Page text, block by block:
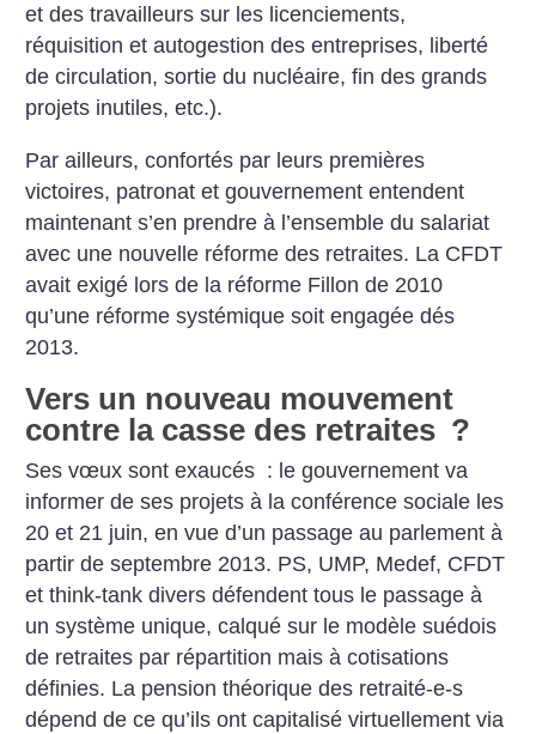
et des travailleurs sur les licenciements,
réquisition et autogestion des entreprises, liberté
de circulation, sortie du nucléaire, fin des grands
projets inutiles, etc.).
Par ailleurs, confortés par leurs premières
victoires, patronat et gouvernement entendent
maintenant s’en prendre à l’ensemble du salariat
avec une nouvelle réforme des retraites. La CFDT
avait exigé lors de la réforme Fillon de 2010
qu’une réforme systémique soit engagée dés
2013.
Vers un nouveau mouvement
contre la casse des retraites ?
Ses vœux sont exaucés : le gouvernement va
informer de ses projets à la conférence sociale les
20 et 21 juin, en vue d’un passage au parlement à
partir de septembre 2013. PS, UMP, Medef, CFDT
et think-tank divers défendent tous le passage à
un système unique, calqué sur le modèle suédois
de retraites par répartition mais à cotisations
définies. La pension théorique des retraité-e-s
dépend de ce qu’ils ont capitalisé virtuellement via